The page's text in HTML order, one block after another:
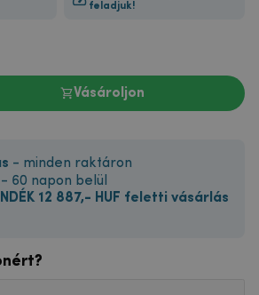
feladjuk!
Vásároljon
- minden raktáron
- 60 napon belül
12 887,- HUF feletti vásárlás